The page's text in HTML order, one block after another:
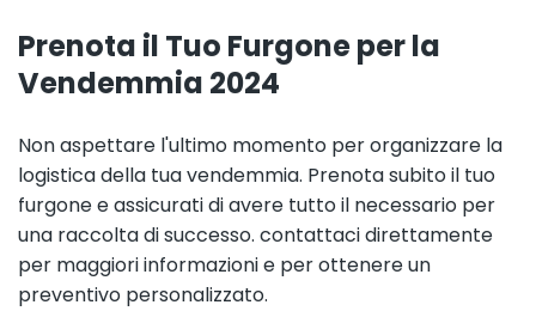
Prenota il Tuo Furgone per la
Vendemmia 2024
Non aspettare l'ultimo momento per organizzare la
logistica della tua vendemmia. Prenota subito il tuo
furgone e assicurati di avere tutto il necessario per
una raccolta di successo. contattaci direttamente
per maggiori informazioni e per ottenere un
preventivo personalizzato.